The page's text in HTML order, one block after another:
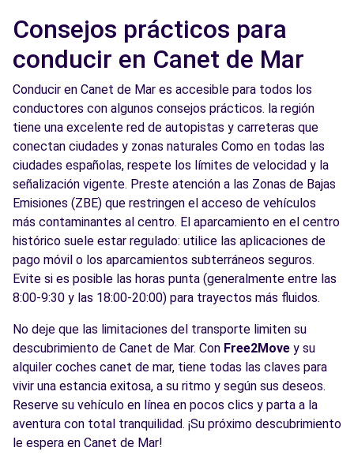
Consejos prácticos para
conducir en Canet de Mar
Conducir en Canet de Mar es accesible para todos los
conductores con algunos consejos prácticos. la región
tiene una excelente red de autopistas y carreteras que
conectan ciudades y zonas naturales Como en todas las
ciudades españolas, respete los límites de velocidad y la
señalización vigente. Preste atención a las Zonas de Bajas
Emisiones (ZBE) que restringen el acceso de vehículos
más contaminantes al centro. El aparcamiento en el centro
histórico suele estar regulado: utilice las aplicaciones de
pago móvil o los aparcamientos subterráneos seguros.
Evite si es posible las horas punta (generalmente entre las
8:00-9:30 y las 18:00-20:00) para trayectos más fluidos.
No deje que las limitaciones del transporte limiten su
descubrimiento de Canet de Mar. Con Free2Move y su
alquiler coches canet de mar, tiene todas las claves para
vivir una estancia exitosa, a su ritmo y según sus deseos.
Reserve su vehículo en línea en pocos clics y parta a la
aventura con total tranquilidad. ¡Su próximo descubrimiento
le espera en Canet de Mar!